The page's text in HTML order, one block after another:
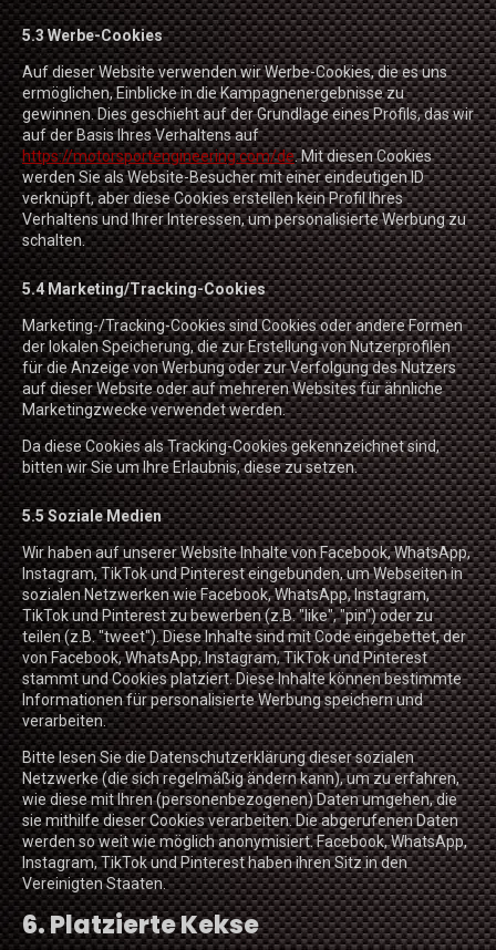
5.3 Werbe-Cookies
Auf dieser Website verwenden wir Werbe-Cookies, die es uns
ermöglichen, Einblicke in die Kampagnenergebnisse zu
gewinnen. Dies geschieht auf der Grundlage eines Profils, das wir
auf der Basis Ihres Verhaltens auf
https://motorsportengineering.com/de. Mit diesen Cookies
werden Sie als Website-Besucher mit einer eindeutigen ID
verknüpft, aber diese Cookies erstellen kein Profil Ihres
Verhaltens und Ihrer Interessen, um personalisierte Werbung zu
schalten.
5.4 Marketing/Tracking-Cookies
Marketing-/Tracking-Cookies sind Cookies oder andere Formen
der lokalen Speicherung, die zur Erstellung von Nutzerprofilen
für die Anzeige von Werbung oder zur Verfolgung des Nutzers
auf dieser Website oder auf mehreren Websites für ähnliche
Marketingzwecke verwendet werden.
Da diese Cookies als Tracking-Cookies gekennzeichnet sind,
bitten wir Sie um Ihre Erlaubnis, diese zu setzen.
5.5 Soziale Medien
Wir haben auf unserer Website Inhalte von Facebook, WhatsApp,
Instagram, TikTok und Pinterest eingebunden, um Webseiten in
sozialen Netzwerken wie Facebook, WhatsApp, Instagram,
TikTok und Pinterest zu bewerben (z.B. "like", "pin") oder zu
teilen (z.B. "tweet"). Diese Inhalte sind mit Code eingebettet, der
von Facebook, WhatsApp, Instagram, TikTok und Pinterest
stammt und Cookies platziert. Diese Inhalte können bestimmte
Informationen für personalisierte Werbung speichern und
verarbeiten.
Bitte lesen Sie die Datenschutzerklärung dieser sozialen
Netzwerke (die sich regelmäßig ändern kann), um zu erfahren,
wie diese mit Ihren (personenbezogenen) Daten umgehen, die
sie mithilfe dieser Cookies verarbeiten. Die abgerufenen Daten
werden so weit wie möglich anonymisiert. Facebook, WhatsApp,
Instagram, TikTok und Pinterest haben ihren Sitz in den
Vereinigten Staaten.
6. Platzierte Kekse